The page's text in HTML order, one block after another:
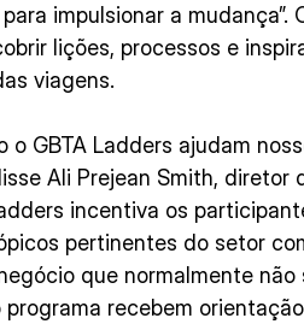
impulsionar a mudança”.
lições, processos e
viagens.
o GBTA Ladders ajudam
Ali Prejean Smith,
incentiva os
pertinentes do setor
que normalmente
programa recebem